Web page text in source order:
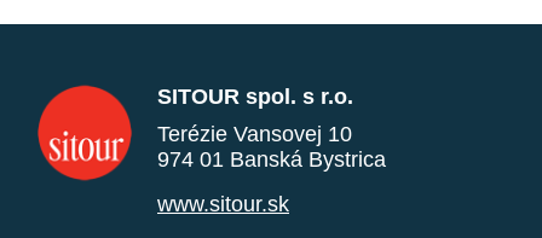
SITOUR spol. s r.o.
Terézie Vansovej 10
974 01 Banská Bystrica
www.sitour.sk